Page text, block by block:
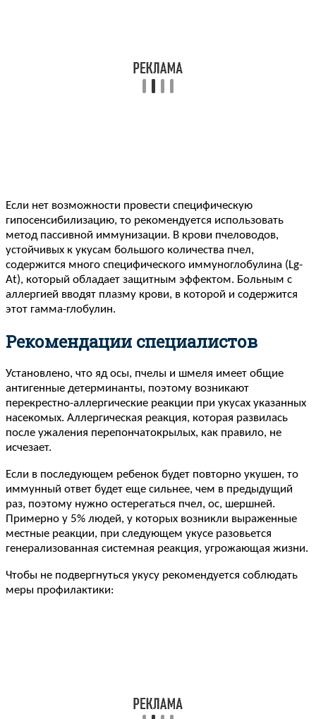
Если нет возможности провести специфическую
гипосенсибилизацию, то рекомендуется использовать
метод пассивной иммунизации. В крови пчеловодов,
устойчивых к укусам большого количества пчел,
содержится много специфического иммуноглобулина (Lg-
At), который обладает защитным эффектом. Больным с
аллергией вводят плазму крови, в которой и содержится
этот гамма-глобулин.
Рекомендации специалистов
Установлено, что яд осы, пчелы и шмеля имеет общие
антигенные детерминанты, поэтому возникают
перекрестно-аллергические реакции при укусах указанных
насекомых. Аллергическая реакция, которая развилась
после ужаления перепончатокрылых, как правило, не
исчезает.
Если в последующем ребенок будет повторно укушен, то
иммунный ответ будет еще сильнее, чем в предыдущий
раз, поэтому нужно остерегаться пчел, ос, шершней.
Примерно у 5% людей, у которых возникли выраженные
местные реакции, при следующем укусе разовьется
генерализованная системная реакция, угрожающая жизни.
Чтобы не подвергнуться укусу рекомендуется соблюдать
меры профилактики: